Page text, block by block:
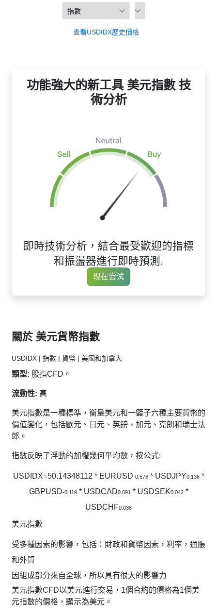
查看USDIDX歷史價格
功能強大的新工具 美元指數 技
術分析
即時技術分析，結合最受歡迎的指標
和振盪器進行即時預測.
现在尝试
關於 美元貨幣指數
USDIDX | 指數 | 貨幣 | 美國和加拿大
類型: 股指CFD。
流動性: 高
美元指數是一種標準，衡量美元和一籃子六種主要貨幣的
價值變化，包括歐元、日元、英鎊、加元、克朗和瑞士法
郎。
指數反映了浮動的加權幾何平均數，按公式:
USDIDX=50.14348112 * EURUSD-0.576* USDJPY0.136*
GBPUSD-0.119* USDCAD0.091 * USDSEK0.042*
USDCHF0.036
美元指數
受多種因素的影響，包括：財政和貨幣因素，利率，通脹
和外貿
因組成部分來自全球，所以具有很大的影響力
美元指數CFD以美元進行交易，1個合約的價格為1個美
元指數的價格，顯示為美元。